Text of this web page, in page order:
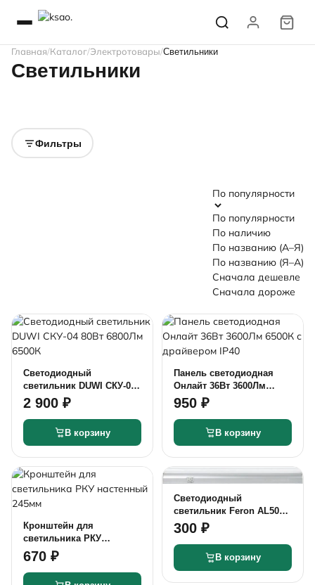
Главная Каталог Электротовары Светильники
Светильники
интерьера
Фитосветильники
Фильтры
По популярности
По популярности
По наличию
По названию (А–Я)
По названию (Я–А)
Сначала дешевле
Сначала дороже
Светодиодный
светильник DUWI СКУ-04
80Вт 6800Лм 6500К
2 900 ₽
В корзину
Панель светодиодная
Онлайт 36Вт 3600Лм
6500К с драйвером IP40
950 ₽
В корзину
Кронштейн для
светильника РКУ
настенный 245мм
670 ₽
Светодиодный
светильник Feron AL5038
T5 4Вт 350Лм 4500К
(пластик)
300 ₽
В корзину